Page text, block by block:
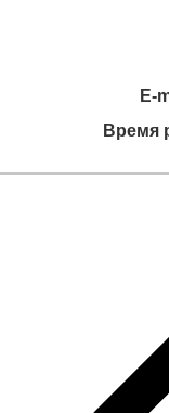
E-
Время